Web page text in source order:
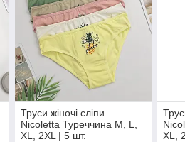
Труси жіночі сліпи
Nicoletta Туреччина M, L,
XL, 2XL | 5 шт.
XL,